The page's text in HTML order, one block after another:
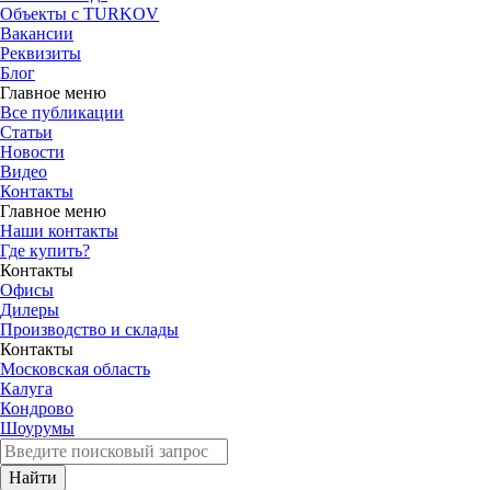
Объекты с TURKOV
Вакансии
Реквизиты
Блог
Главное меню
Все публикации
Статьи
Новости
Видео
Контакты
Главное меню
Наши контакты
Где купить?
Контакты
Офисы
Дилеры
Производство и склады
Контакты
Московская область
Калуга
Кондрово
Шоурумы
Найти